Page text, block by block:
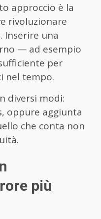
approccio è la
rivoluzionare
Inserire una
— ad esempio
per
nel tempo.
diversi modi:
oppure aggiunta
che conta non
più